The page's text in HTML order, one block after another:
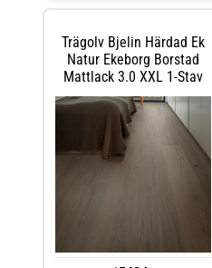
utrymmen som hotell, butiker,
kontor och kaféer - eller på de
ställen i hemmet där golvet
behöver klara lite extra. Den
mattlackade ytan skyddar mot
fläckar och gör golvet lätt att
Trägolv Bjelin Härdad Ek
Natur Ekeborg Borstad
Mattlack 3.0 XXL 1-Stav